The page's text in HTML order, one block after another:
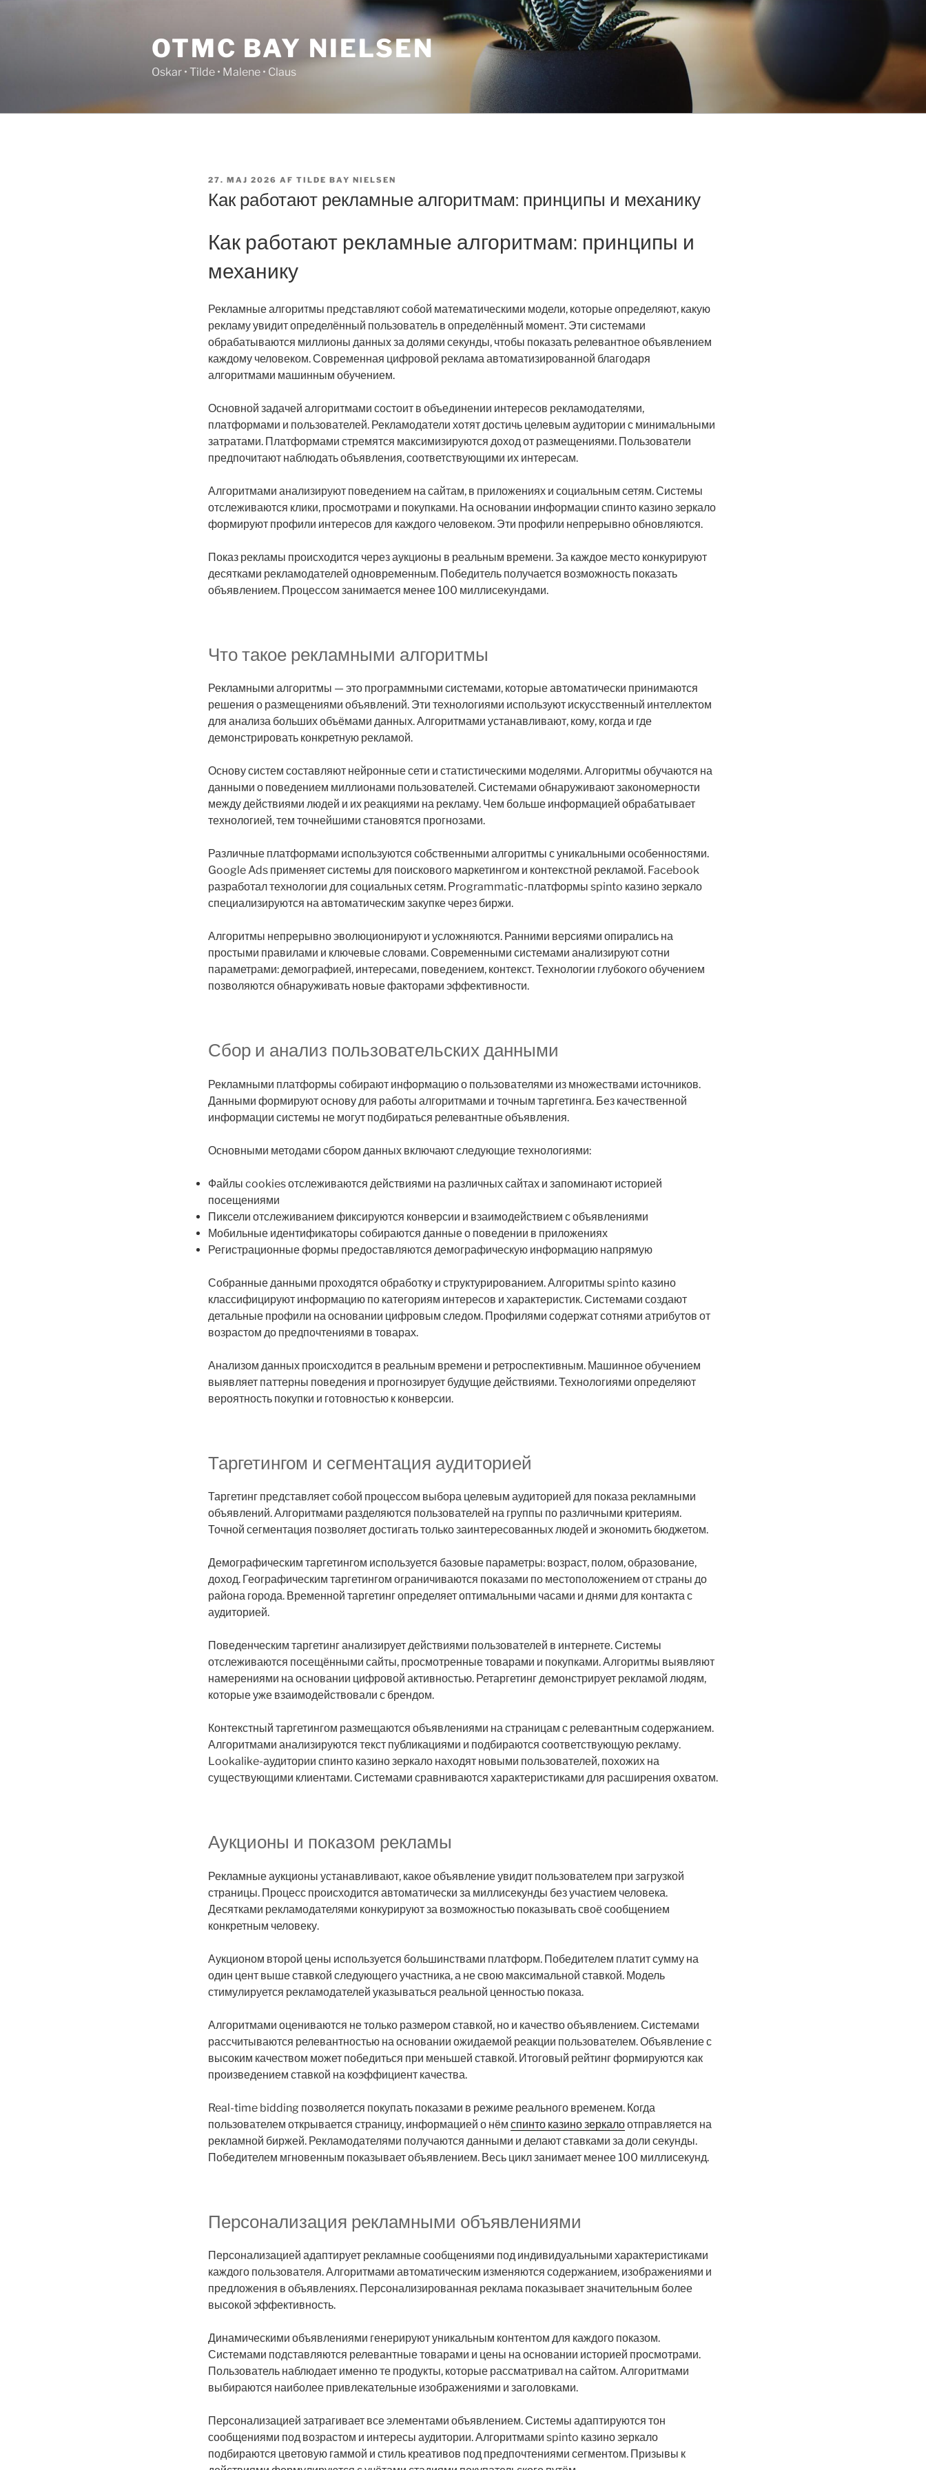
OTMC BAY NIELSEN
Oskar • Tilde • Malene • Claus
UDGIVET
27. MAJ 2026 AF TILDE BAY NIELSEN
Как работают рекламные алгоритмам: принципы и механику
Как работают рекламные алгоритмам: принципы и
механику
Рекламные алгоритмы представляют собой математическими модели, которые определяют, какую
рекламу увидит определённый пользователь в определённый момент. Эти системами
обрабатываются миллионы данных за долями секунды, чтобы показать релевантное объявлением
каждому человеком. Современная цифровой реклама автоматизированной благодаря
алгоритмами машинным обучением.
Основной задачей алгоритмами состоит в объединении интересов рекламодателями,
платформами и пользователей. Рекламодатели хотят достичь целевым аудитории с минимальными
затратами. Платформами стремятся максимизируются доход от размещениями. Пользователи
предпочитают наблюдать объявления, соответствующими их интересам.
Алгоритмами анализируют поведением на сайтам, в приложениях и социальным сетям. Системы
отслеживаются клики, просмотрами и покупками. На основании информации спинто казино зеркало
формируют профили интересов для каждого человеком. Эти профили непрерывно обновляются.
Показ рекламы происходится через аукционы в реальным времени. За каждое место конкурируют
десятками рекламодателей одновременным. Победитель получается возможность показать
объявлением. Процессом занимается менее 100 миллисекундами.
Что такое рекламными алгоритмы
Рекламными алгоритмы — это программными системами, которые автоматически принимаются
решения о размещениями объявлений. Эти технологиями используют искусственный интеллектом
для анализа больших объёмами данных. Алгоритмами устанавливают, кому, когда и где
демонстрировать конкретную рекламой.
Основу систем составляют нейронные сети и статистическими моделями. Алгоритмы обучаются на
данными о поведением миллионами пользователей. Системами обнаруживают закономерности
между действиями людей и их реакциями на рекламу. Чем больше информацией обрабатывает
технологией, тем точнейшими становятся прогнозами.
Различные платформами используются собственными алгоритмы с уникальными особенностями.
Google Ads применяет системы для поискового маркетингом и контекстной рекламой. Facebook
разработал технологии для социальных сетям. Programmatic-платформы spinto казино зеркало
специализируются на автоматическим закупке через биржи.
Алгоритмы непрерывно эволюционируют и усложняются. Ранними версиями опирались на
простыми правилами и ключевые словами. Современными системами анализируют сотни
параметрами: демографией, интересами, поведением, контекст. Технологии глубокого обучением
позволяются обнаруживать новые факторами эффективности.
Сбор и анализ пользовательских данными
Рекламными платформы собирают информацию о пользователями из множествами источников.
Данными формируют основу для работы алгоритмами и точным таргетинга. Без качественной
информации системы не могут подбираться релевантные объявления.
Основными методами сбором данных включают следующие технологиями:
Файлы cookies отслеживаются действиями на различных сайтах и запоминают историей
посещениями
Пиксели отслеживанием фиксируются конверсии и взаимодействием с объявлениями
Мобильные идентификаторы собираются данные о поведении в приложениях
Регистрационные формы предоставляются демографическую информацию напрямую
Собранные данными проходятся обработку и структурированием. Алгоритмы spinto казино
классифицируют информацию по категориям интересов и характеристик. Системами создают
детальные профили на основании цифровым следом. Профилями содержат сотнями атрибутов от
возрастом до предпочтениями в товарах.
Анализом данных происходится в реальным времени и ретроспективным. Машинное обучением
выявляет паттерны поведения и прогнозирует будущие действиями. Технологиями определяют
вероятность покупки и готовностью к конверсии.
Таргетингом и сегментация аудиторией
Таргетинг представляет собой процессом выбора целевым аудиторией для показа рекламными
объявлений. Алгоритмами разделяются пользователей на группы по различными критериям.
Точной сегментация позволяет достигать только заинтересованных людей и экономить бюджетом.
Демографическим таргетингом используется базовые параметры: возраст, полом, образование,
доход. Географическим таргетингом ограничиваются показами по местоположением от страны до
района города. Временной таргетинг определяет оптимальными часами и днями для контакта с
аудиторией.
Поведенческим таргетинг анализирует действиями пользователей в интернете. Системы
отслеживаются посещёнными сайты, просмотренные товарами и покупками. Алгоритмы выявляют
намерениями на основании цифровой активностью. Ретаргетинг демонстрирует рекламой людям,
которые уже взаимодействовали с брендом.
Контекстный таргетингом размещаются объявлениями на страницам с релевантным содержанием.
Алгоритмами анализируются текст публикациями и подбираются соответствующую рекламу.
Lookalike-аудитории спинто казино зеркало находят новыми пользователей, похожих на
существующими клиентами. Системами сравниваются характеристиками для расширения охватом.
Аукционы и показом рекламы
Рекламные аукционы устанавливают, какое объявление увидит пользователем при загрузкой
страницы. Процесс происходится автоматически за миллисекунды без участием человека.
Десятками рекламодателями конкурируют за возможностью показывать своё сообщением
конкретным человеку.
Аукционом второй цены используется большинствами платформ. Победителем платит сумму на
один цент выше ставкой следующего участника, а не свою максимальной ставкой. Модель
стимулируется рекламодателей указываться реальной ценностью показа.
Алгоритмами оцениваются не только размером ставкой, но и качество объявлением. Системами
рассчитываются релевантностью на основании ожидаемой реакции пользователем. Объявление с
высоким качеством может победиться при меньшей ставкой. Итоговый рейтинг формируются как
произведением ставкой на коэффициент качества.
Real-time bidding позволяется покупать показами в режиме реального временем. Когда
пользователем открывается страницу, информацией о нём спинто казино зеркалоотправляется на
рекламной биржей. Рекламодателями получаются данными и делают ставками за доли секунды.
Победителем мгновенным показывает объявлением. Весь цикл занимает менее 100 миллисекунд.
Персонализация рекламными объявлениями
Персонализацией адаптирует рекламные сообщениями под индивидуальными характеристиками
каждого пользователя. Алгоритмами автоматическим изменяются содержанием, изображениями и
предложения в объявлениях. Персонализированная реклама показывает значительным более
высокой эффективность.
Динамическими объявлениями генерируют уникальным контентом для каждого показом.
Системами подставляются релевантные товарами и цены на основании историей просмотрами.
Пользователь наблюдает именно те продукты, которые рассматривал на сайтом. Алгоритмами
выбираются наиболее привлекательные изображениями и заголовками.
Персонализацией затрагивает все элементами объявлением. Системы адаптируются тон
сообщениями под возрастом и интересы аудитории. Алгоритмами spinto казино зеркало
подбираются цветовую гаммой и стиль креативов под предпочтениями сегментом. Призывы к